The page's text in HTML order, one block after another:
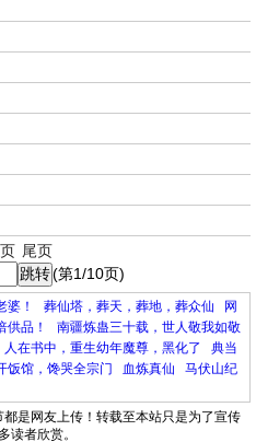
尾页
(第1/10页)
婆！ 葬仙塔，葬天，葬地，葬众仙
网
供品！
南疆炼蛊三十载，世人敬我如敬
人在书中，重生幼年魔尊，黑化了
典当
饭馆，馋哭全宗门 血炼真仙
马伏山纪
是网友上传！转载至本站只是为了宣传
读者欣赏。